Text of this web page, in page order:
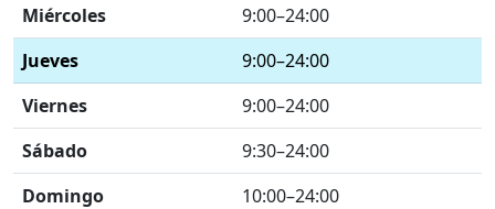
Miércoles
9:00–24:00
Jueves
9:00–24:00
Viernes
9:00–24:00
Sábado
9:30–24:00
Domingo
10:00–24:00